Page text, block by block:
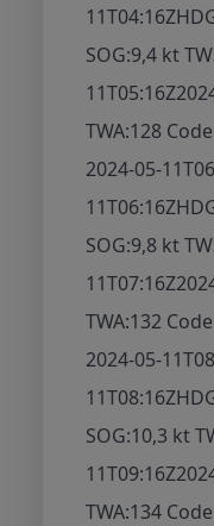
11T04:16Z
SOG:9,4 kt
11T05:16Z
TWA:128
2024-05-
11T06:16Z
SOG:9,8 kt
11T07:16Z
TWA:132
2024-05-
11T08:16Z
SOG:10,3 kt
11T09:16Z
TWA:134